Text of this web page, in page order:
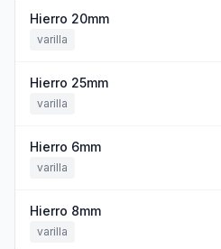
Hierro 20mm
varilla
Hierro 25mm
varilla
Hierro 6mm
varilla
Hierro 8mm
varilla